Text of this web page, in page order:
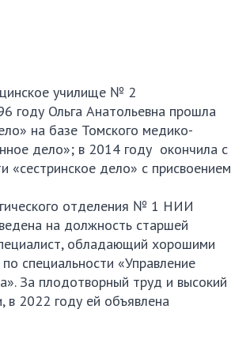
училище № 2
году Ольга Анатольевна прошла
на базе Томского медико-
дело»; в 2014 году окончила с
«сестринское дело» с присвоением
отделения № 1 НИИ
на должность старшей
обладающий хорошими
специальности «Управление
За плодотворный труд и высокий
2022 году ей объявлена